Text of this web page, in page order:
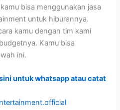
bisa menggunakan jasa
untuk hiburannya.
kamu dengan tim kami
Kamu bisa
ini.
untuk whatsapp atau catat